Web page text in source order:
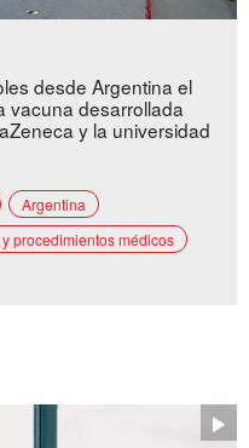
desde Argentina el
vacuna desarrollada
y la universidad
Argentina
procedimientos médicos